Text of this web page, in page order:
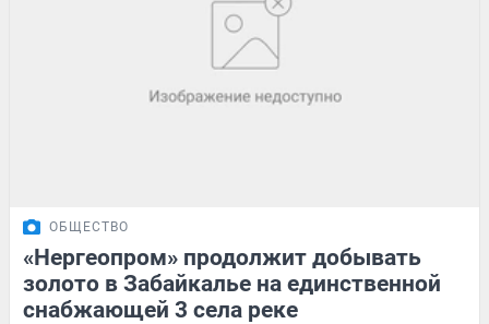
ОБЩЕСТВО
«Нергеопром» продолжит добывать
золото в Забайкалье на единственной
снабжающей 3 села реке